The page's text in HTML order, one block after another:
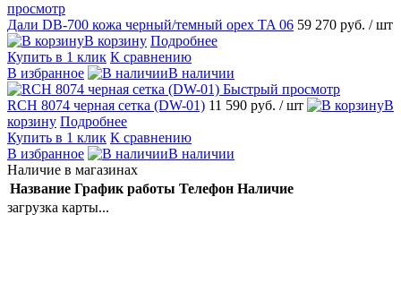
просмотр
Дали DB-700 кожа черный/темный орех TA 06 59 270 руб. / шт
В корзину Подробнее
Купить в 1 клик К сравнению
В избранное
В наличии
Быстрый просмотр
RCH 8074 черная сетка (DW-01) 11 590 руб. / шт
В
корзину Подробнее
Купить в 1 клик К сравнению
В избранное
В наличии
Наличие в магазинах
Название График работы Телефон Наличие
загрузка карты...